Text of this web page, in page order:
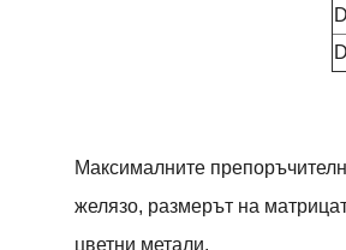
Максималните
желязо, размерът на
цветни метали.